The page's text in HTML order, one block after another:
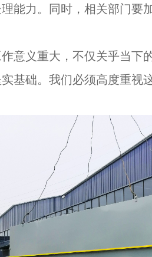
能力。同时，相关部门要
意义重大，不仅关乎当下
基础。我们必须高度重视